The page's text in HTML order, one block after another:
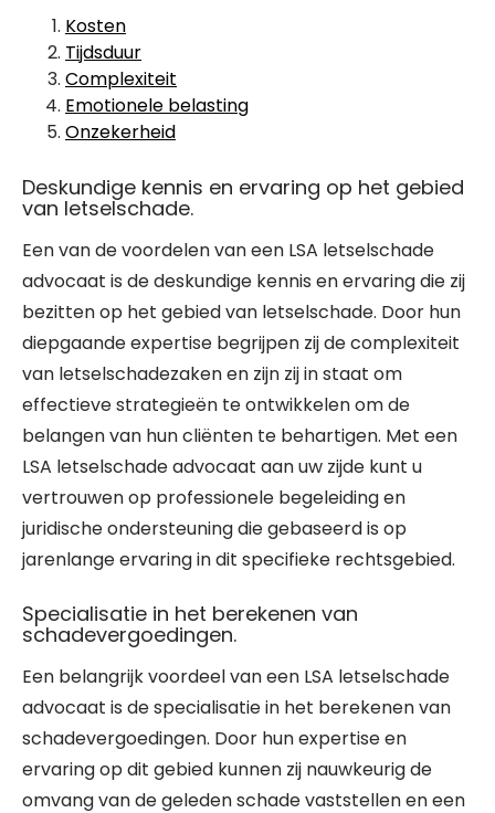
Kosten
Tijdsduur
Complexiteit
Emotionele belasting
Onzekerheid
Deskundige kennis en ervaring op het gebied
van letselschade.
Een van de voordelen van een LSA letselschade
advocaat is de deskundige kennis en ervaring die zij
bezitten op het gebied van letselschade. Door hun
diepgaande expertise begrijpen zij de complexiteit
van letselschadezaken en zijn zij in staat om
effectieve strategieën te ontwikkelen om de
belangen van hun cliënten te behartigen. Met een
LSA letselschade advocaat aan uw zijde kunt u
vertrouwen op professionele begeleiding en
juridische ondersteuning die gebaseerd is op
jarenlange ervaring in dit specifieke rechtsgebied.
Specialisatie in het berekenen van
schadevergoedingen.
Een belangrijk voordeel van een LSA letselschade
advocaat is de specialisatie in het berekenen van
schadevergoedingen. Door hun expertise en
ervaring op dit gebied kunnen zij nauwkeurig de
omvang van de geleden schade vaststellen en een